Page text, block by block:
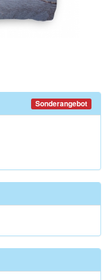
Sonderangebot